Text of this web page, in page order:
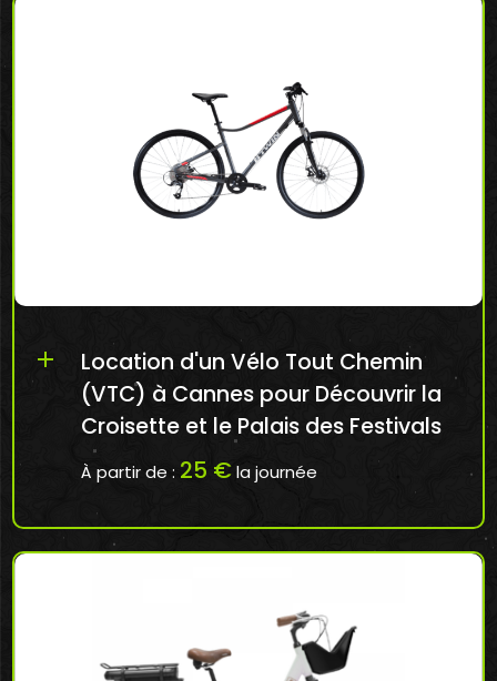
Location d'un Vélo Tout Chemin
(VTC) à Cannes pour Découvrir la
Croisette et le Palais des Festivals
À partir de : 25 € la journée
Réserver en ligne mon Vélo Tout Chemin à
Cannes: http...
add